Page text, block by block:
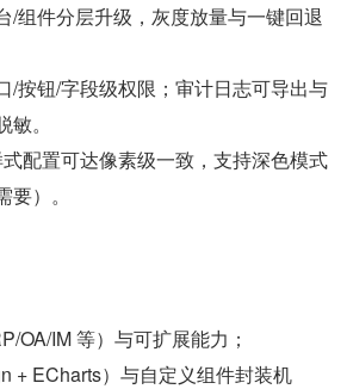
/组件分层升级，灰度放量与一键回退
/按钮/字段级权限；审计日志可导出与
。
式配置可达像素级一致，支持深色模式
）。
OA/IM 等）与可扩展能力；
+ ECharts）与自定义组件封装机